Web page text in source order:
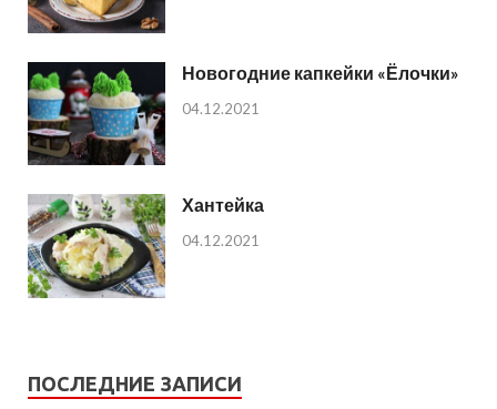
Новогодние капкейки «Ёлочки»
04.12.2021
Хантейка
04.12.2021
ПОСЛЕДНИЕ ЗАПИСИ